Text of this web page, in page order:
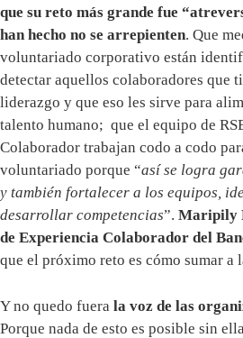
que su reto más grande fue
han hecho no se arrepienten. Que
voluntariado corporativo están
detectar aquellos colaboradores que
liderazgo y que eso les sirve para
talento humano; que el equipo de
Colaborador trabajan codo a codo
voluntariado porque “así se logra
y también fortalecer a los equipos,
desarrollar competencias”. Maripily
de Experiencia Colaborador del
que el próximo reto es cómo sumar a
Y no quedo fuera la voz de las
Porque nada de esto es posible sin